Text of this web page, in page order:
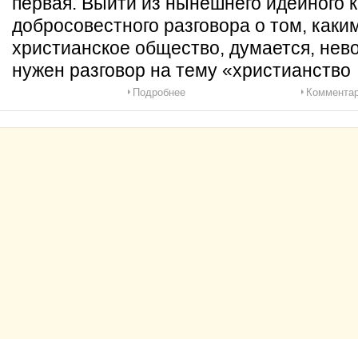
добросовестного разговора о том,
христианское общество, думается,
нужен разговор на тему «христианство
Подробнее